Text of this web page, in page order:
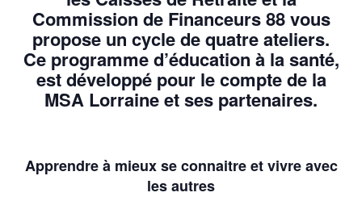
Commission de Financeurs 88 vous
propose un cycle de quatre ateliers.
Ce programme d’éducation à la santé,
est développé pour le compte de la
MSA Lorraine et ses partenaires.
Apprendre à mieux se connaitre et vivre avec
les autres